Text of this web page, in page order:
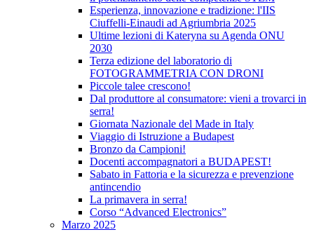
Esperienza, innovazione e tradizione: l'IIS
Ciuffelli-Einaudi ad Agriumbria 2025
Ultime lezioni di Kateryna su Agenda ONU
2030
Terza edizione del laboratorio di
FOTOGRAMMETRIA CON DRONI
Piccole talee crescono!
Dal produttore al consumatore: vieni a trovarci in
serra!
Giornata Nazionale del Made in Italy
Viaggio di Istruzione a Budapest
Bronzo da Campioni!
Docenti accompagnatori a BUDAPEST!
Sabato in Fattoria e la sicurezza e prevenzione
antincendio
La primavera in serra!
Corso “Advanced Electronics”
Marzo 2025